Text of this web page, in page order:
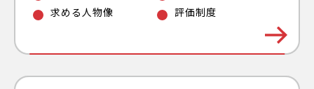
求める人物像
評価制度